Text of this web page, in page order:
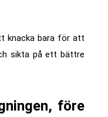
knacka bara för att
sikta på ett bättre
före